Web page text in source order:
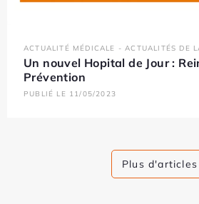
ACTUALITÉ MÉDICALE - ACTUALITÉS DE
Un nouvel Hopital de Jour :
Prévention
PUBLIÉ LE 11/05/2023
Plus d'articles